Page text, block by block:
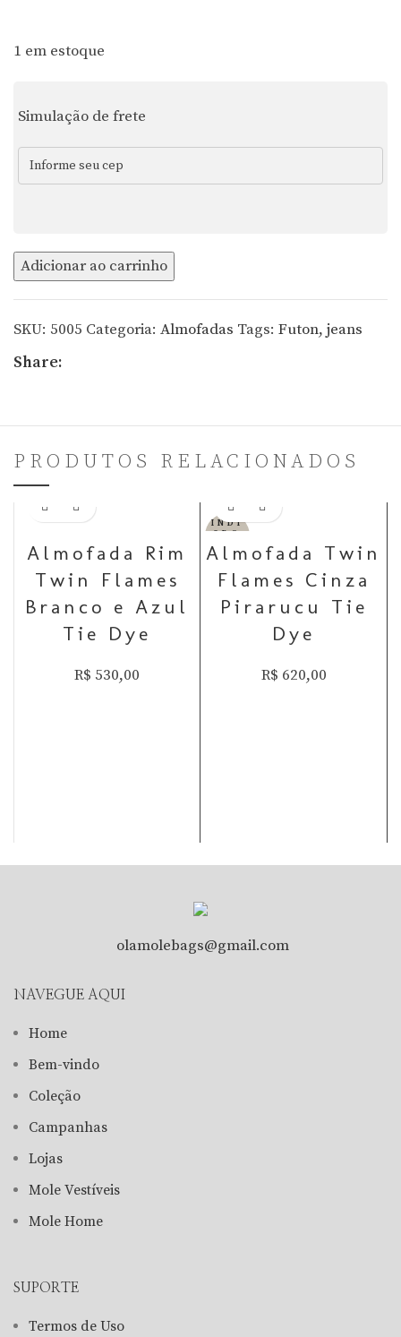
1 em estoque
Simulação de frete
Futon
Twin
Azul
Tie
Adicionar ao carrinho
SKU: 5005 Categoria: Almofadas Tags: Futon, jeans
Share:
PRODUTOS RELACIONADOS
Almofada Rim
Twin Flames
Branco e Azul
Tie Dye
R$ 530,00
INDI
SPO
NÍV
EL
Almofada Twin
Flames Cinza
Pirarucu Tie
Dye
R$ 620,00
olamolebags@gmail.com
NAVEGUE AQUI
Home
Bem-vindo
Coleção
Campanhas
Lojas
Mole Vestíveis
Mole Home
SUPORTE
Termos de Uso